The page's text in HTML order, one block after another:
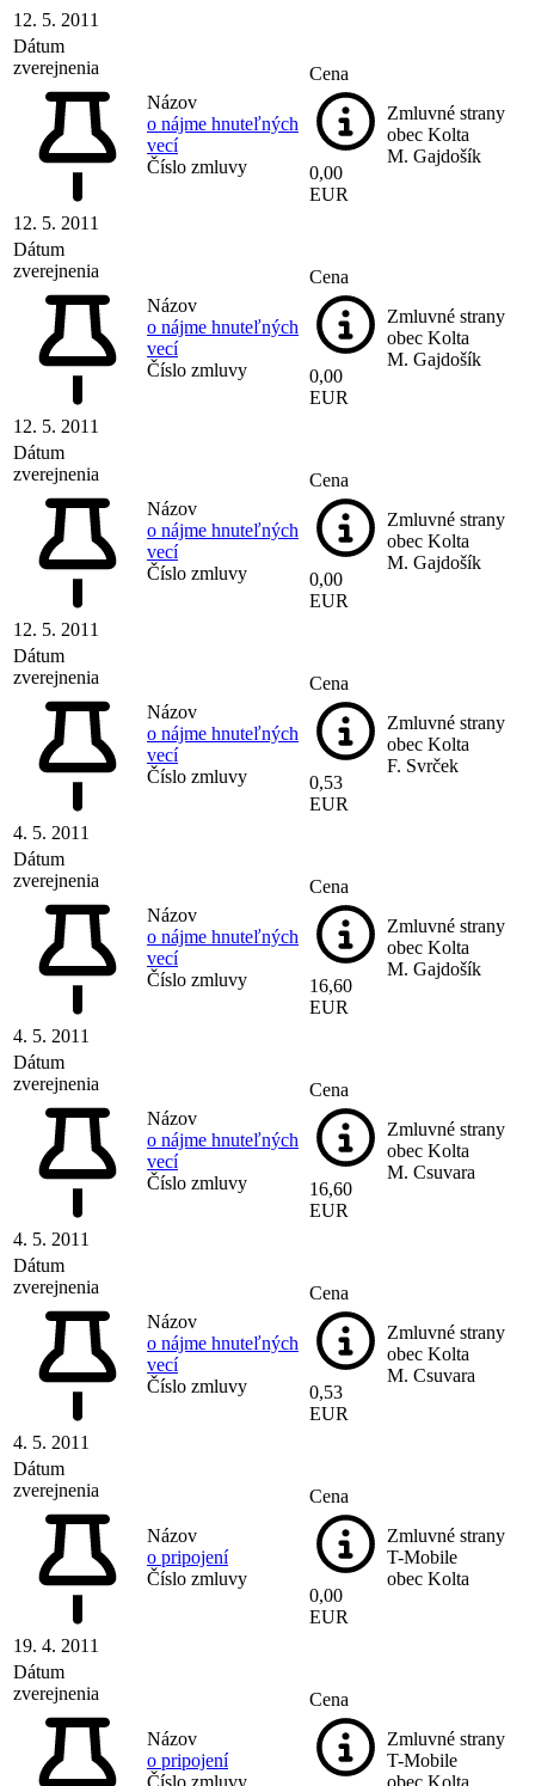
12. 5. 2011
Dátum
zverejnenia
12. 5. 2011
Názov
o nájme hnuteľných
vecí
Číslo zmluvy
Cena
0,00
EUR
Zmluvné strany
obec Kolta
M. Gajdošík
Dátum
zverejnenia
12. 5. 2011
Názov
o nájme hnuteľných
vecí
Číslo zmluvy
Cena
0,00
EUR
Zmluvné strany
obec Kolta
M. Gajdošík
Dátum
zverejnenia
12. 5. 2011
Názov
o nájme hnuteľných
vecí
Číslo zmluvy
Cena
0,00
EUR
Zmluvné strany
obec Kolta
M. Gajdošík
Dátum
zverejnenia
4. 5. 2011
Názov
o nájme hnuteľných
vecí
Číslo zmluvy
Cena
0,53
EUR
Zmluvné strany
obec Kolta
F. Svrček
Dátum
zverejnenia
4. 5. 2011
Názov
o nájme hnuteľných
vecí
Číslo zmluvy
Cena
16,60
EUR
Zmluvné strany
obec Kolta
M. Gajdošík
Dátum
zverejnenia
4. 5. 2011
Názov
o nájme hnuteľných
vecí
Číslo zmluvy
Cena
16,60
EUR
Zmluvné strany
obec Kolta
M. Csuvara
Dátum
zverejnenia
4. 5. 2011
Názov
o nájme hnuteľných
vecí
Číslo zmluvy
Cena
0,53
EUR
Zmluvné strany
obec Kolta
M. Csuvara
Dátum
zverejnenia
19. 4. 2011
Názov
o pripojení
Číslo zmluvy
Cena
0,00
EUR
Zmluvné strany
T-Mobile
obec Kolta
Dátum
zverejnenia
Názov
o pripojení
Číslo zmluvy
Cena
Zmluvné strany
T-Mobile
obec Kolta